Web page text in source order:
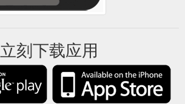
立刻下载应用